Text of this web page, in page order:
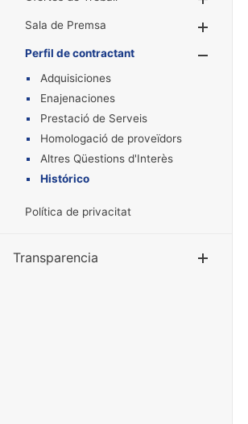
Sala de Premsa
Perfil de contractant
Adquisiciones
Enajenaciones
Prestació de Serveis
Homologació de proveïdors
Altres Qüestions d'Interès
Histórico
Política de privacitat
Transparencia